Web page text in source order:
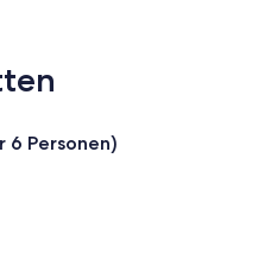
6 Personen)